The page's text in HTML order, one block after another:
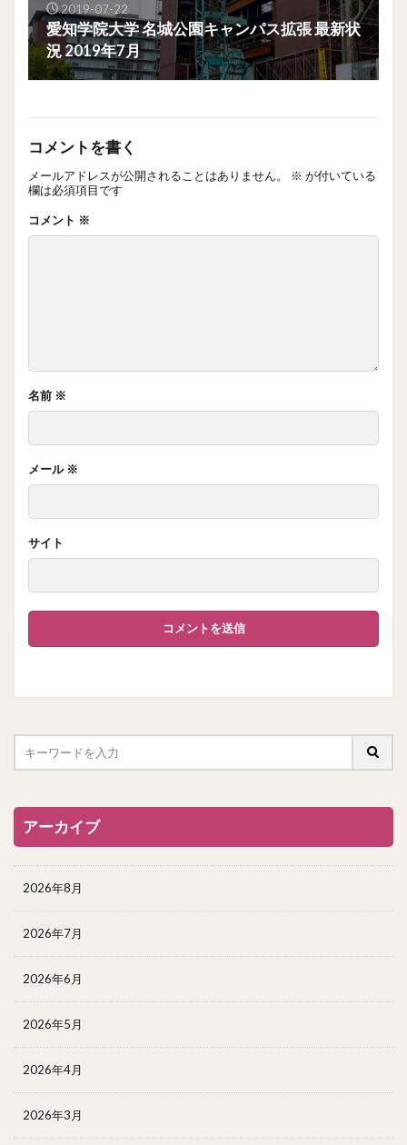
2019-07-22
愛知学院大学 名城公園キャンパス拡張 最新状
況 2019年7月
コメントを書く
メールアドレスが公開されることはありません。 ※ が付いている
欄は必須項目です
コメント ※
名前 ※
メール ※
サイト
アーカイブ
2026年8月
2026年7月
2026年6月
2026年5月
2026年4月
2026年3月